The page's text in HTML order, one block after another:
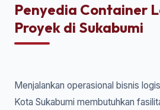
Penyedia Container
Proyek di Sukabumi
Menjalankan operasional bisnis
Kota Sukabumi membutuhkan